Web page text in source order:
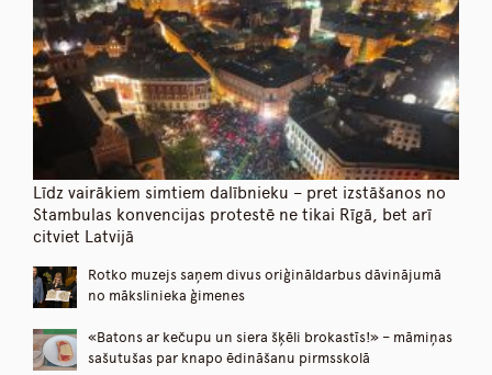
Līdz vairākiem simtiem dalībnieku – pret izstāšanos no
Stambulas konvencijas protestē ne tikai Rīgā, bet arī
citviet Latvijā
Rotko muzejs saņem divus oriģināldarbus dāvinājumā
no mākslinieka ģimenes
«Batons ar kečupu un siera šķēli brokastīs!» – māmiņas
sašutušas par knapo ēdināšanu pirmsskolā